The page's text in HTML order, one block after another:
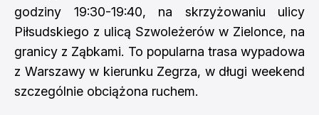
godziny 19:30-19:40, na skrzyżowaniu ulicy
Piłsudskiego z ulicą Szwoleżerów w Zielonce, na
granicy z Ząbkami. To popularna trasa wypadowa
z Warszawy w kierunku Zegrza, w długi weekend
szczególnie obciążona ruchem.